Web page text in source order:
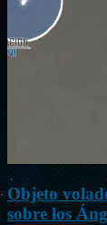
Objeto
sobre los